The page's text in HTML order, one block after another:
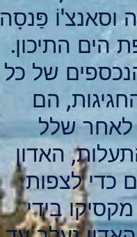
וסאנצ'וֹ פַּנסָה
הים התיכון.
של כל
הם
לאחר שלל
האדון
כדי לצפות
בידי